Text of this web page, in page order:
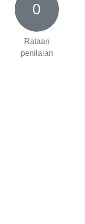
0
Rataan
penilaian